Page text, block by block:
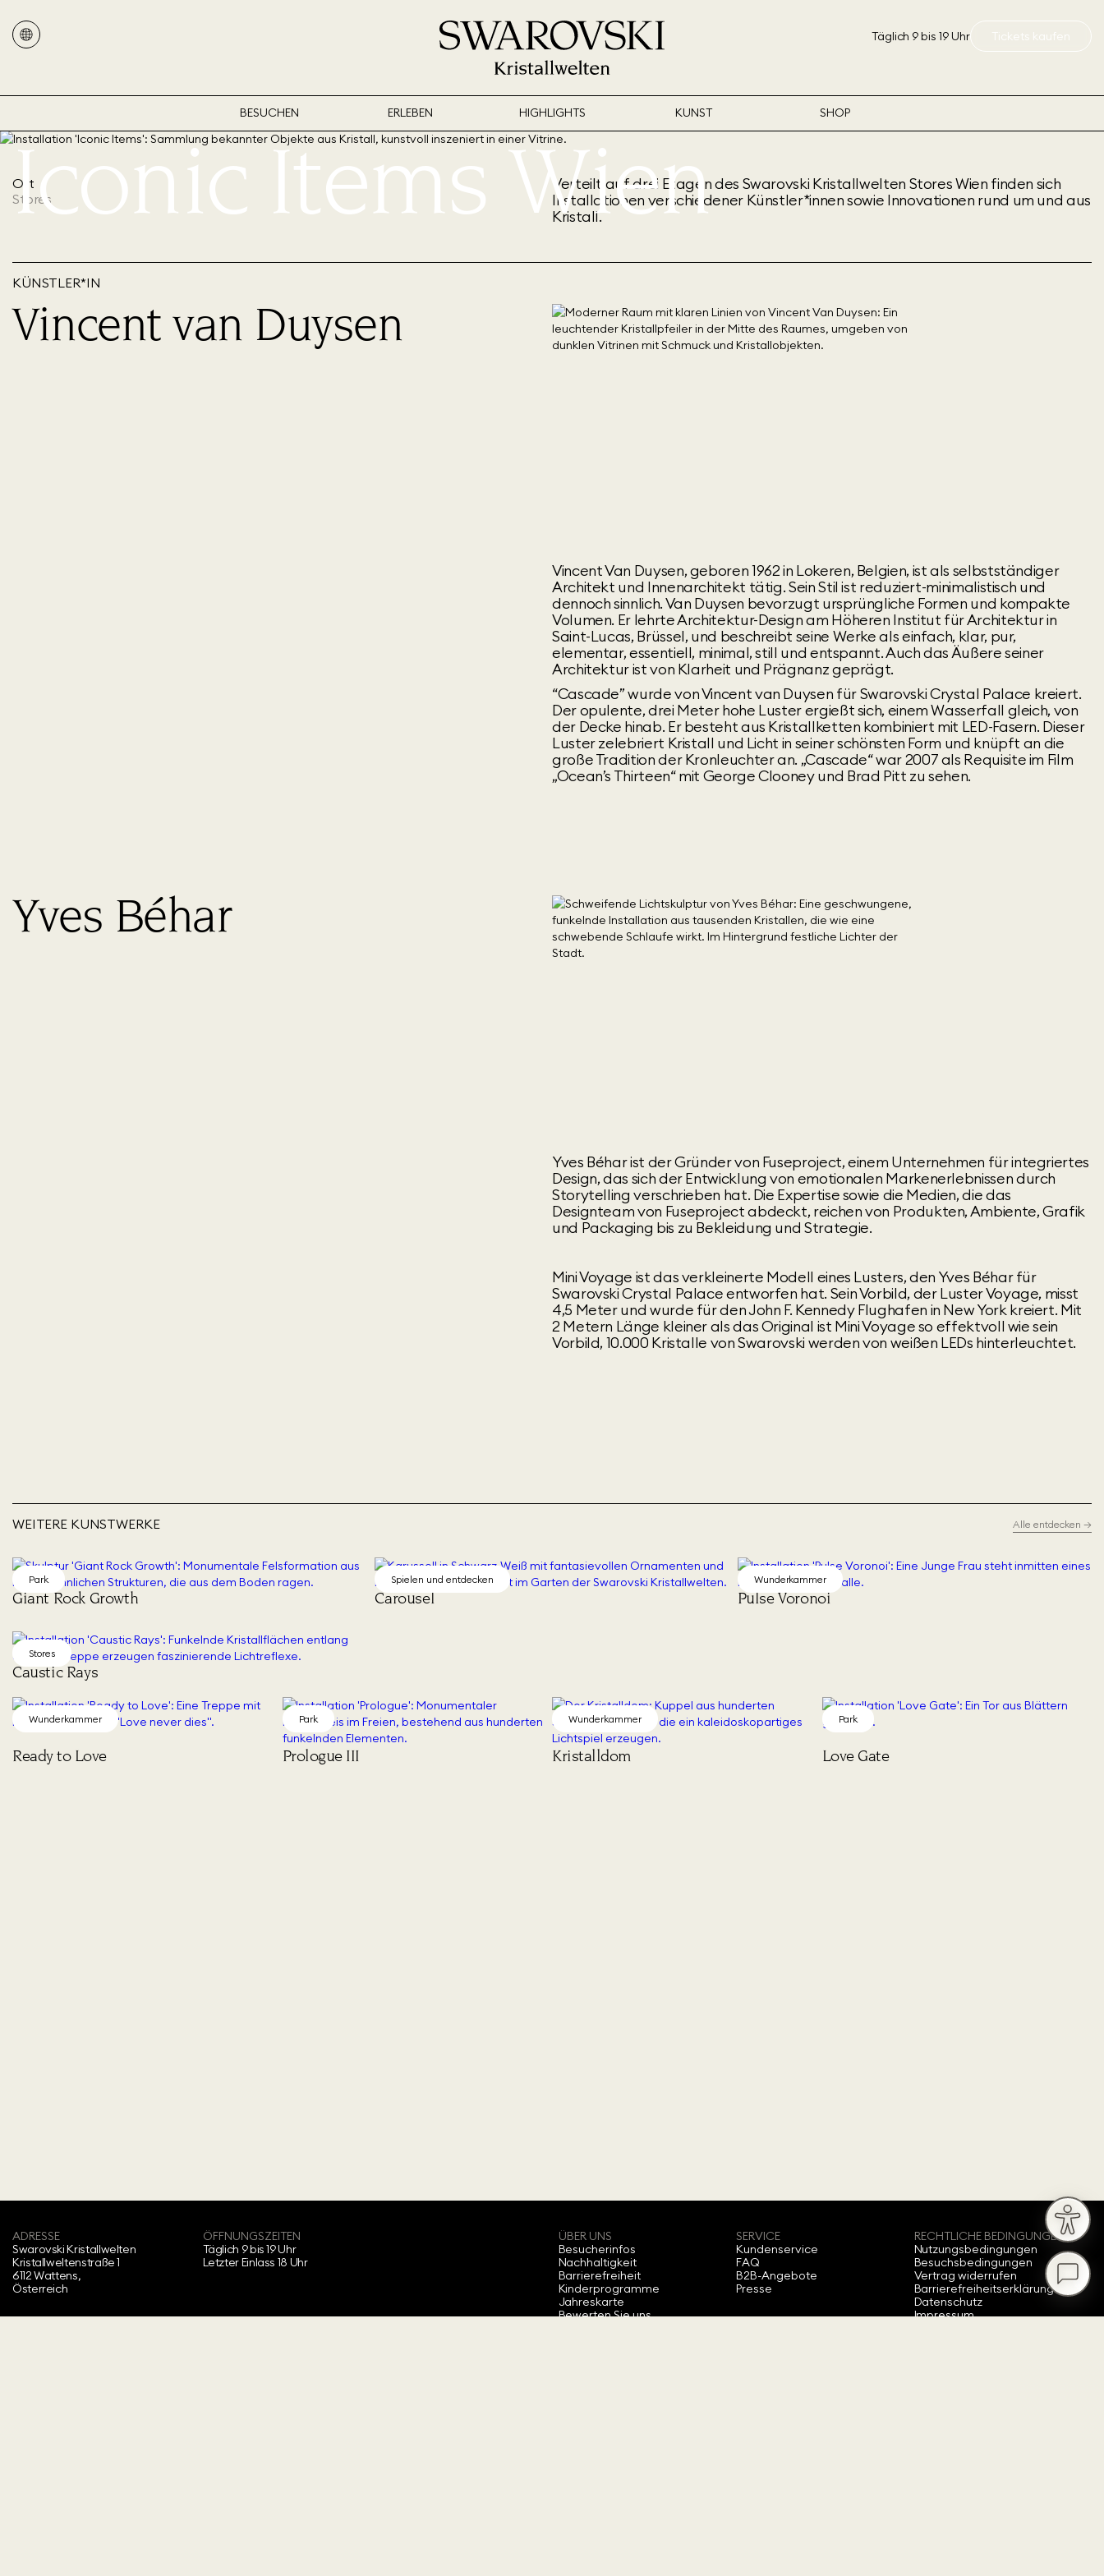
Täglich 9 bis 19 Uhr Tickets kaufen
BESUCHEN ERLEBEN HIGHLIGHTS KUNST SHOP
Iconic Items Wien
Ort
Stores
Verteilt auf drei Etagen des Swarovski Kristallwelten Stores Wien finden sich
Installationen verschiedener Künstler*innen sowie Innovationen rund um und aus
Kristall.
KÜNSTLER*IN
Vincent van Duysen
Vincent Van Duysen, geboren 1962 in Lokeren, Belgien, ist als selbstständiger
Architekt und Innenarchitekt tätig. Sein Stil ist reduziert-minimalistisch und
dennoch sinnlich. Van Duysen bevorzugt ursprüngliche Formen und kompakte
Volumen. Er lehrte Architektur-Design am Höheren Institut für Architektur in
Saint-Lucas, Brüssel, und beschreibt seine Werke als einfach, klar, pur,
elementar, essentiell, minimal, still und entspannt. Auch das Äußere seiner
Architektur ist von Klarheit und Prägnanz geprägt.
“Cascade” wurde von Vincent van Duysen für Swarovski Crystal Palace kreiert.
Der opulente, drei Meter hohe Luster ergießt sich, einem Wasserfall gleich, von
der Decke hinab. Er besteht aus Kristallketten kombiniert mit LED-Fasern. Dieser
Luster zelebriert Kristall und Licht in seiner schönsten Form und knüpft an die
große Tradition der Kronleuchter an. „Cascade“ war 2007 als Requisite im Film
„Ocean’s Thirteen“ mit George Clooney und Brad Pitt zu sehen.
Yves Béhar
Yves Béhar ist der Gründer von Fuseproject, einem Unternehmen für integriertes
Design, das sich der Entwicklung von emotionalen Markenerlebnissen durch
Storytelling verschrieben hat. Die Expertise sowie die Medien, die das
Designteam von Fuseproject abdeckt, reichen von Produkten, Ambiente, Grafik
und Packaging bis zu Bekleidung und Strategie.
Mini Voyage ist das verkleinerte Modell eines Lusters, den Yves Béhar für
Swarovski Crystal Palace entworfen hat. Sein Vorbild, der Luster Voyage, misst
4,5 Meter und wurde für den John F. Kennedy Flughafen in New York kreiert. Mit
2 Metern Länge kleiner als das Original ist Mini Voyage so effektvoll wie sein
Vorbild, 10.000 Kristalle von Swarovski werden von weißen LEDs hinterleuchtet.
WEITERE KUNSTWERKE Alle entdecken →
Park
Giant Rock Growth
Spielen und entdecken
Carousel
Wunderkammer
Pulse Voronoi
Stores
Caustic Rays
Wunderkammer
Ready to Love
Park
Prologue III
Wunderkammer
Kristalldom
Park
Love Gate
ADRESSE
Swarovski Kristallwelten‍
Kristallweltenstraße 1
6112 Wattens,
Österreich
ÖFFNUNGSZEITEN
Täglich 9 bis 19 Uhr
Letzter Einlass 18 Uhr
ÜBER UNS
Besucherinfos
Nachhaltigkeit
Barrierefreiheit
Kinderprogramme
Jahreskarte
Bewerten Sie uns
SERVICE
Kundenservice
FAQ
B2B-Angebote
Presse
RECHTLICHE BEDINGUNGEN
Nutzungsbedingungen
Besuchsbedingungen
Vertrag widerrufen
Barrierefreiheitserklärung
Datenschutz
Impressum